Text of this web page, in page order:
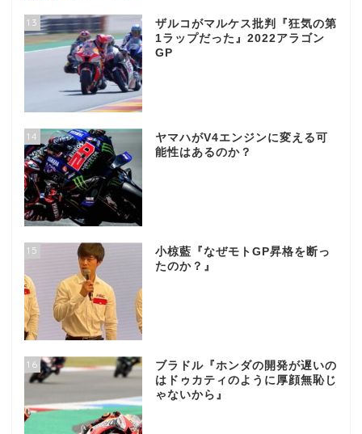
13
ザルコがマルケス批判『狂気の第
1ラップだった』2022アラゴン
GP
14
ヤマハがV4エンジンに変える可
能性はあるのか？
15
小椋藍『なぜモトGP昇格を断っ
たのか？』
16
ブラドル『ホンダの開発が遅いの
はドゥカティのように厚顔無恥じ
ゃないから』